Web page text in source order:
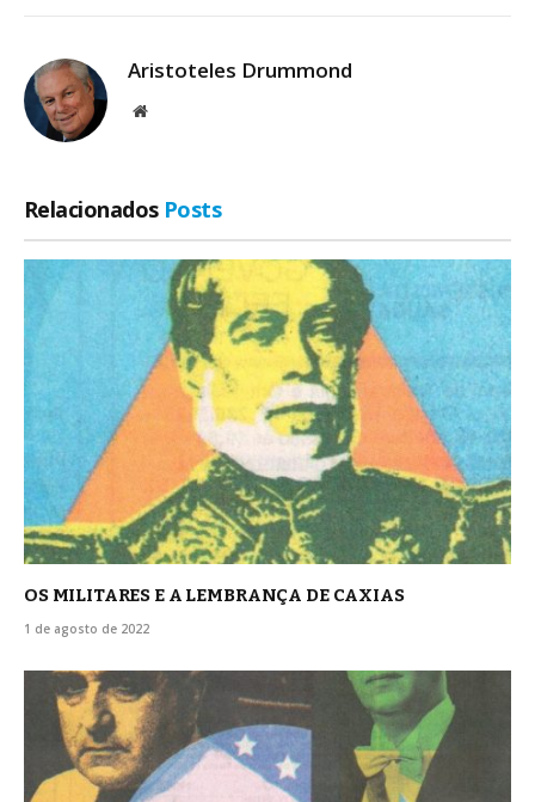
Aristoteles Drummond
Site
Relacionados Posts
OS MILITARES E A LEMBRANÇA DE CAXIAS
1 de agosto de 2022